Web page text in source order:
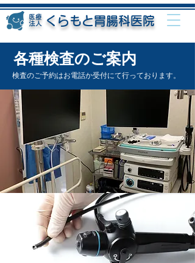
医療
法人
くらもと胃腸科医院
各種検査のご案内
検査のご予約はお電話か受付にて行っております。